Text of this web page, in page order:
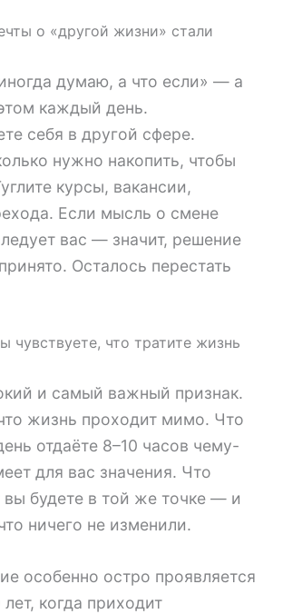
о «другой жизни» стали
думаю, а что если» — а
каждый день.
себя в другой сфере.
нужно накопить, чтобы
курсы, вакансии,
Если мысль о смене
вас — значит, решение
Осталось перестать
чувствуете, что тратите жизнь
и самый важный признак.
жизнь проходит мимо. Что
отдаёте 8–10 часов чему-
для вас значения. Что
вы будете в той же точке — и
ничего не изменили.
особенно остро проявляется
когда приходит